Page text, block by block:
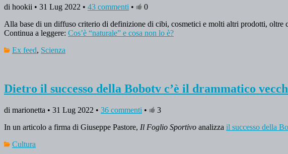
di hookii • 31 Lug 2022 • 43 commenti •
0
Alla base di un diffuso criterio di definizione di cibi, cosmetici e molti altri prodotti, oltre
Continua a leggere: Cos’è “naturale” e cosa non lo è?
Ex feed, Scienza
Dietro il successo della Bobotv c’è il drammatico
di marionetta • 31 Lug 2022 • 36 commenti •
3
In un articolo a firma di Giuseppe Pastore, Il Foglio Sportivo analizza il successo della
Cultura